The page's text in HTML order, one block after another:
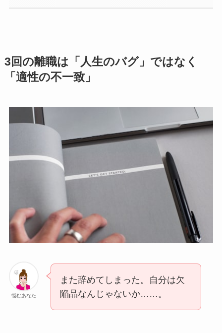
3回の離職は「人生のバグ」ではなく
「適性の不一致」
悩むあなた
また辞めてしまった。自分は欠
陥品なんじゃないか……。